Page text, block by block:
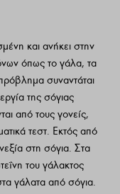
και ανήκει στην
όπως το γάλα, τα
συναντάται
της σόγιας
από τους γονείς,
τεστ. Εκτός από
στη σόγια. Στα
του γάλακτος
γάλατα από σόγια.